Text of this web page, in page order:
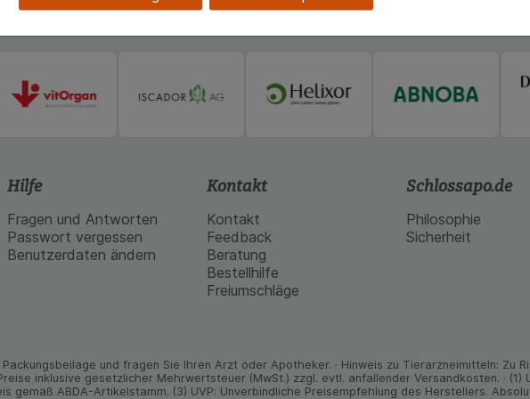
für die Wiedererkennung des Besuchers oder unsere Seite an bevorzugte
zugeschrittene Inhalte anzuzeigen und unser Partnerprogramm zu betreiben.
Hierüber lassen sich Informationen über die Art und Weise der Nutzung
Hilfe
Fragen und Antworten
Passwort vergessen
Benutzerdaten ändern
Kontakt
Kontakt
Feedback
Beratung
Bestellhilfe
Freiumschläge
Schlossapo.de
Philosophie
Sicherheit
und fragen Sie Ihren Arzt oder Apo­theker. · Hinweis zu Tier­arz­nei­mitteln: Zu
inklusive gesetz­licher Mehrwertsteuer (MwSt.) zzgl. evtl. anfallender Versand­kosten. · (1)
ABDA-Artikelstamm. (3) UVP: Unverbindliche Preisempfehlung des Herstellers.